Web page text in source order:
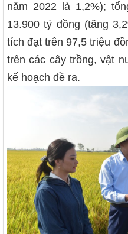
năm 2022 là 1,2%);
13.900 tỷ đồng (tăng
tích đạt trên 97,5 triệu
trên các cây trồng, vật
kế hoạch đề ra.